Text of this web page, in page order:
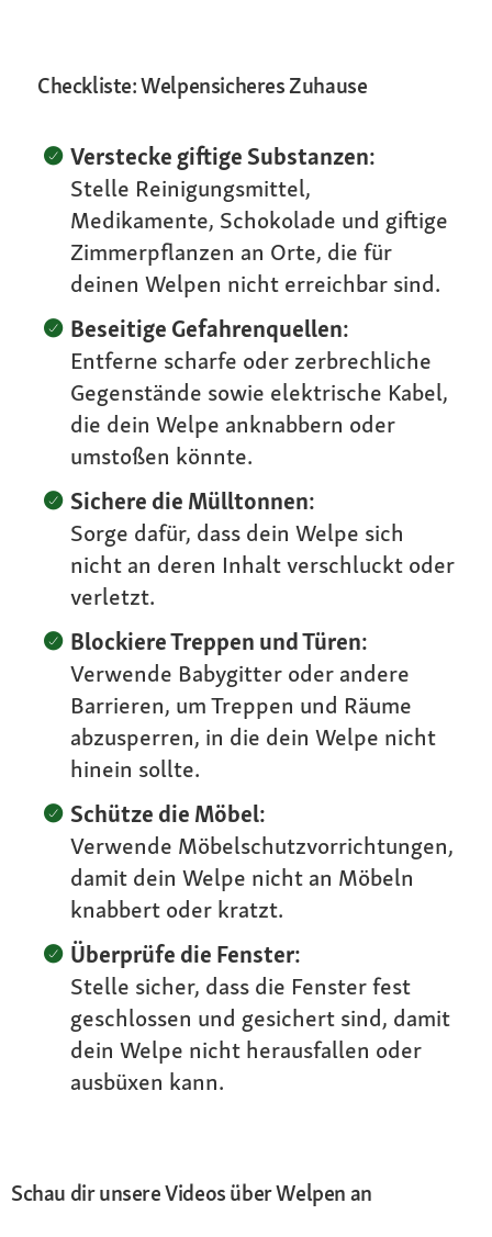
Checkliste: Welpensicheres Zuhause
Verstecke giftige Substanzen:
Stelle Reinigungsmittel,
Medikamente, Schokolade und giftige
Zimmerpflanzen an Orte, die für
deinen Welpen nicht erreichbar sind.
Beseitige Gefahrenquellen:
Entferne scharfe oder zerbrechliche
Gegenstände sowie elektrische Kabel,
die dein Welpe anknabbern oder
umstoßen könnte.
Sichere die Mülltonnen:
Sorge dafür, dass dein Welpe sich
nicht an deren Inhalt verschluckt oder
verletzt.
Blockiere Treppen und Türen:
Verwende Babygitter oder andere
Barrieren, um Treppen und Räume
abzusperren, in die dein Welpe nicht
hinein sollte.
Schütze die Möbel:
Verwende Möbelschutzvorrichtungen,
damit dein Welpe nicht an Möbeln
knabbert oder kratzt.
Überprüfe die Fenster:
Stelle sicher, dass die Fenster fest
geschlossen und gesichert sind, damit
dein Welpe nicht herausfallen oder
ausbüxen kann.
Schau dir unsere Videos über Welpen an